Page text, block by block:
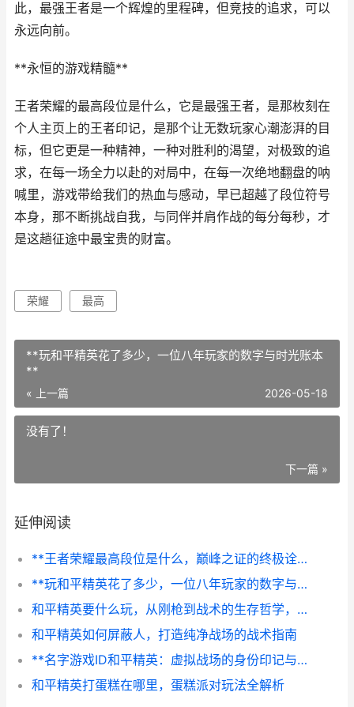
此，最强王者是一个辉煌的里程碑，但竞技的追求，可以
永远向前。
**永恒的游戏精髓**
王者荣耀的最高段位是什么，它是最强王者，是那枚刻在
个人主页上的王者印记，是那个让无数玩家心潮澎湃的目
标，但它更是一种精神，一种对胜利的渴望，对极致的追
求，在每一场全力以赴的对局中，在每一次绝地翻盘的呐
喊里，游戏带给我们的热血与感动，早已超越了段位符号
本身，那不断挑战自我，与同伴并肩作战的每分每秒，才
是这趟征途中最宝贵的财富。
荣耀 最高
**玩和平精英花了多少，一位八年玩家的数字与时光账本
**
« 上一篇 2026-05-18
没有了！
下一篇 »
延伸阅读
**王者荣耀最高段位是什么，巅峰之证的终极诠释，副标题，最强王者的永恒征途**
**玩和平精英花了多少，一位八年玩家的数字与时光账本**
和平精英要什么玩，从刚枪到战术的生存哲学，副标题，一位老兵的战场心得
和平精英如何屏蔽人，打造纯净战场的战术指南
**名字游戏ID和平精英：虚拟战场的身份印记与战术交响**
和平精英打蛋糕在哪里，蛋糕派对玩法全解析